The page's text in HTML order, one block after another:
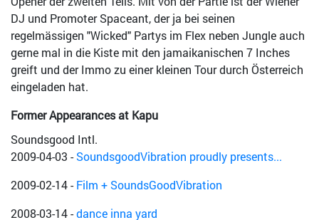
DJ und Promoter Spaceant, der ja bei seinen
regelmässigen "Wicked" Partys im Flex neben Jungle auch
gerne mal in die Kiste mit den jamaikanischen 7 Inches
greift und der Immo zu einer kleinen Tour durch Österreich
eingeladen hat.
Former Appearances at Kapu
Soundsgood Intl.
2009-04-03 -SoundsgoodVibration proudly presents...
2009-02-14-Film + SoundsGoodVibration
2008-03-14-dance inna yard